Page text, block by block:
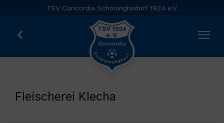
TSV Concordia Schöninghsdorf 1924 e.V.
Fleischerei Klecha